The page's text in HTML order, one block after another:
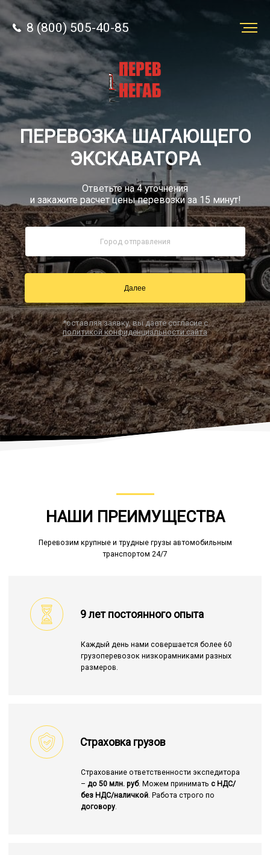
8 (800) 505-40-85
Звонок по РФ бесплатно
sale@simtruck-negabarit.ru
Заказать звонок
Заказать
перевозку
Грузы
8 (800) 505-40-85
ПЕРЕВОЗКА ШАГАЮЩЕГО
ЭКСКАВАТОРА
Ответьте на 4 уточнения
и закажите расчет цены перевозки за 15 минут!
Далее
*оставляя заявку, вы даете согласие с
политикой конфиденциальности сайта
НАШИ ПРЕИМУЩЕСТВА
Перевозим крупные и трудные грузы автомобильным
транспортом 24/7
9 лет постоянного опыта
Каждый день нами совершается более 60
грузоперевозок низкорамниками разных
размеров.
Страховка грузов
Страхование ответственности экспедитора
– до 50 млн. руб. Можем принимать с НДС/
без НДС/наличкой. Работа строго по
договору.